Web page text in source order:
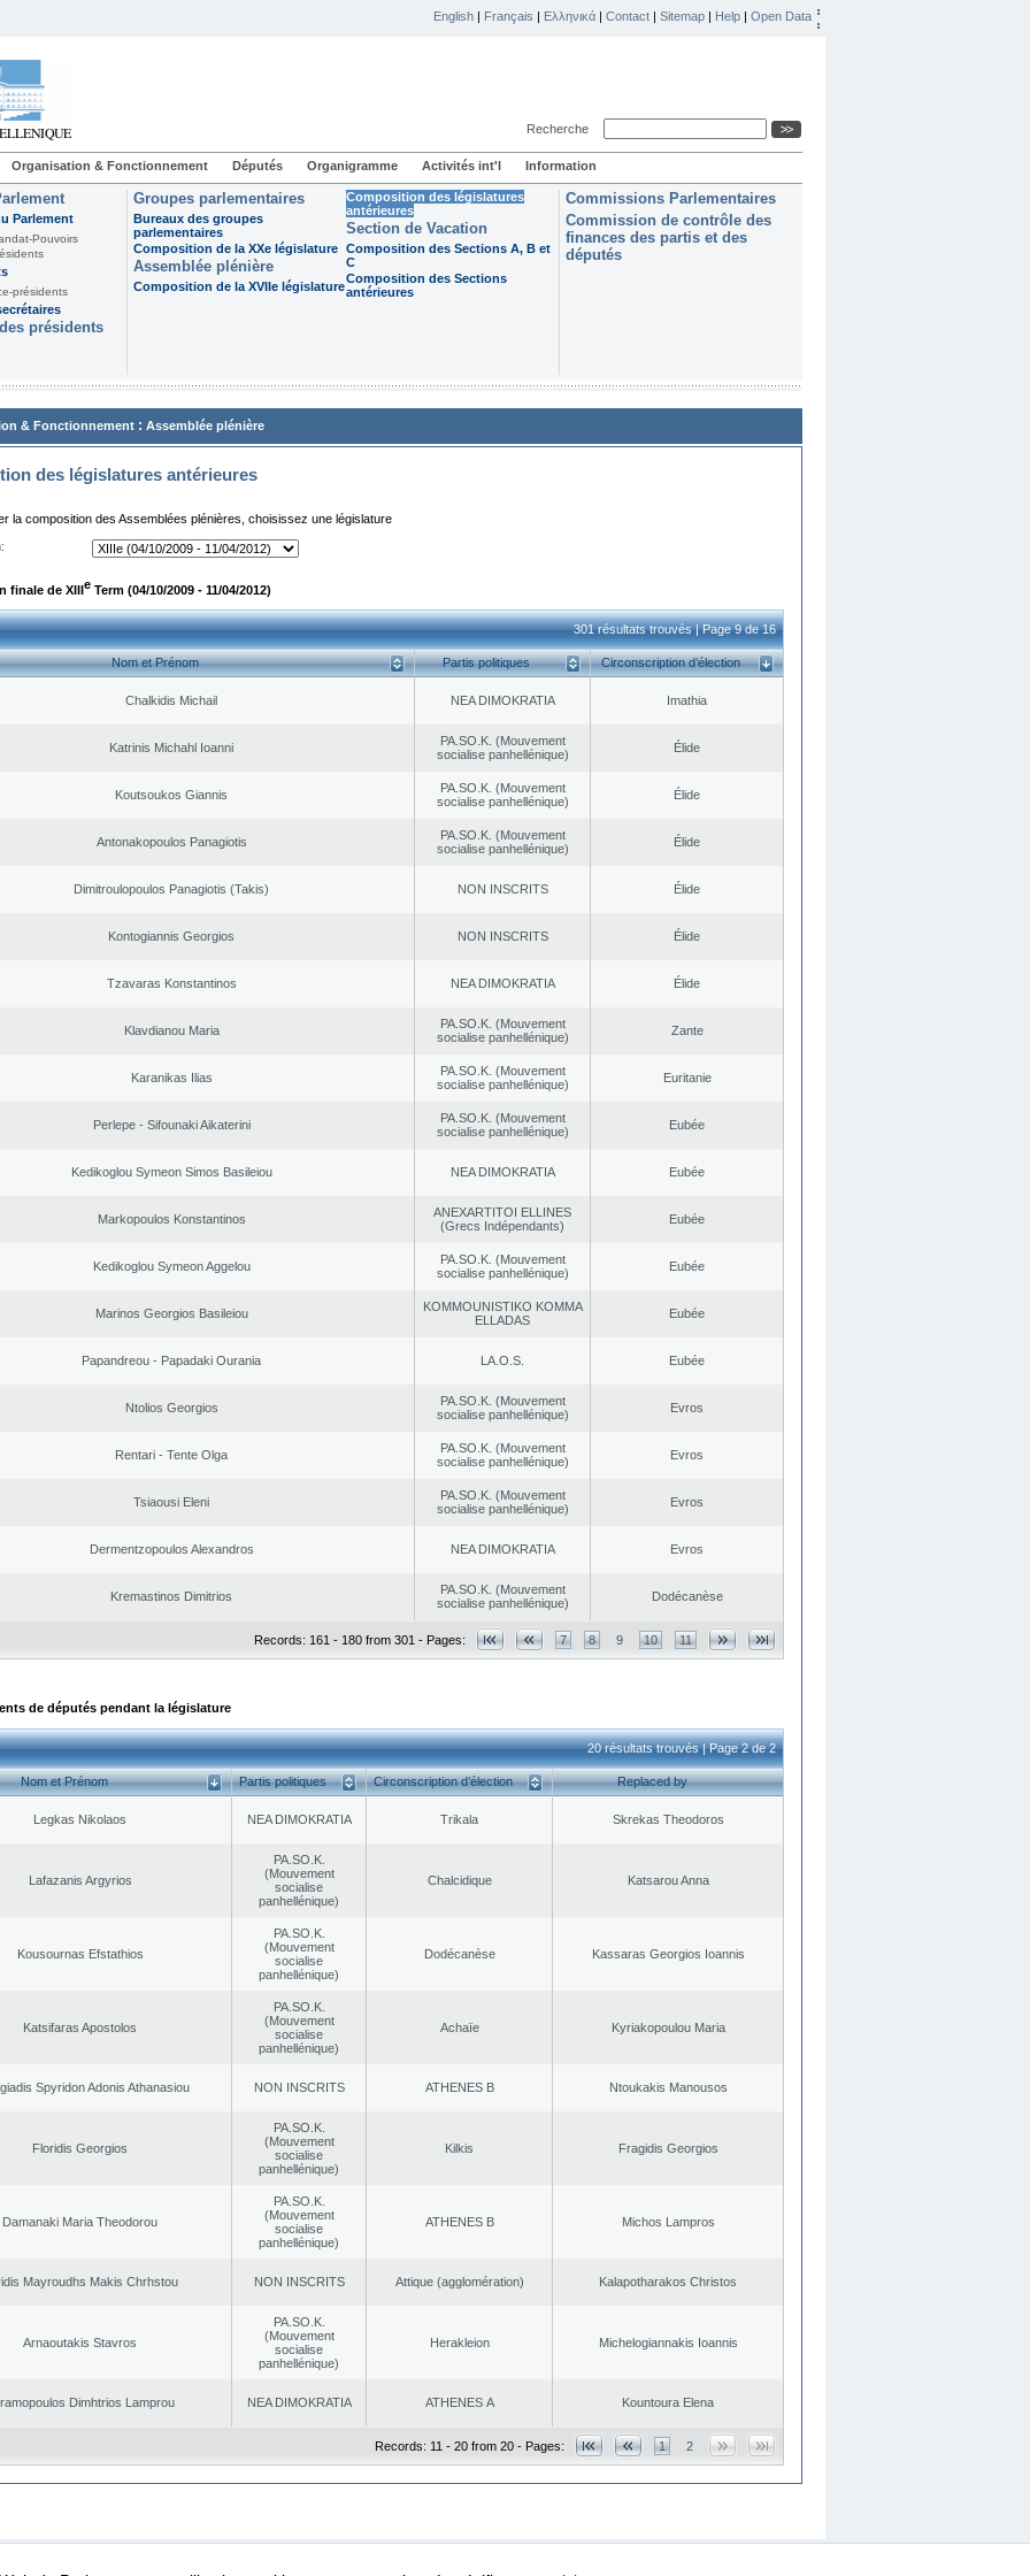
English | Français | Ελληνικά | Contact | Sitemap | Help | Open Data
Recherche
Organisation & Fonctionnement Députés Organigramme Activités int'l Information
Parlement
Pouvoirs
présidents
présidents
Groupes parlementaires
Bureaux des groupes
parlementaires
Composition de la XXe législature
Assemblée plénière
Composition de la XVIIe législature
Composition des législatures
antérieures
Section de Vacation
Composition des Sections A, B et
C
Composition des Sections
antérieures
Commissions Parlementaires
Commission de contrôle des
finances des partis et des
députés
& Fonctionnement : Assemblée plénière
des législatures antérieures
la composition des Assemblées plénières, choisissez une législature
finale de XIIIe Term (04/10/2009 - 11/04/2012)
301 résultats trouvés | Page 9 de 16
Nom et Prénom Partis politiques Circonscription d’élection
Chalkidis Michail NEA DΙMOKRATIA Imathia
Katrinis Michahl Ioanni
PA.SO.K. (Mouvement
socialise panhellénique)
Élide
Koutsoukos Giannis
PA.SO.K. (Mouvement
socialise panhellénique)
Élide
Antonakopoulos Panagiotis
PA.SO.K. (Mouvement
socialise panhellénique)
Élide
Dimitroulopoulos Panagiotis (Takis) NON INSCRITS Élide
Kontogiannis Georgios NON INSCRITS Élide
Tzavaras Konstantinos NEA DΙMOKRATIA Élide
Klavdianou Maria
PA.SO.K. (Mouvement
socialise panhellénique)
Zante
Karanikas Ilias
PA.SO.K. (Mouvement
socialise panhellénique)
Euritanie
Perlepe - Sifounaki Aikaterini
PA.SO.K. (Mouvement
socialise panhellénique)
Eubée
Kedikoglou Symeon Simos Basileiou NEA DΙMOKRATIA Eubée
Markopoulos Konstantinos
ANEXARTITOI ELLINES
(Grecs Indépendants)
Eubée
Kedikoglou Symeon Aggelou
PA.SO.K. (Mouvement
socialise panhellénique)
Eubée
Marinos Georgios Basileiou
KOMMOUNISTIKO KOMMA
ELLADAS
Eubée
Papandreou - Papadaki Ourania LA.O.S. Eubée
Ntolios Georgios
PA.SO.K. (Mouvement
socialise panhellénique)
Evros
Rentari - Tente Olga
PA.SO.K. (Mouvement
socialise panhellénique)
Evros
Tsiaousi Eleni
PA.SO.K. (Mouvement
socialise panhellénique)
Evros
Dermentzopoulos Alexandros NEA DΙMOKRATIA Evros
Kremastinos Dimitrios
PA.SO.K. (Mouvement
socialise panhellénique)
Dodécanèse
Records: 161 - 180 from 301 - Pages: 7 8 9 10 11
de députés pendant la législature
20 résultats trouvés | Page 2 de 2
Nom et Prénom Partis politiques Circonscription d’élection Replaced by
Legkas Nikolaos NEA DΙMOKRATIA Trikala Skrekas Theodoros
Lafazanis Argyrios
PA.SO.K.
(Mouvement
socialise
panhellénique)
Chalcidique Katsarou Anna
Kousournas Efstathios
PA.SO.K.
(Mouvement
socialise
panhellénique)
Dodécanèse Kassaras Georgios Ioannis
Katsifaras Apostolos
PA.SO.K.
(Mouvement
socialise
panhellénique)
Achaïe Kyriakopoulou Maria
Spyridon Adonis Athanasiou NON INSCRITS ATHENES Β Ntoukakis Manousos
Floridis Georgios
PA.SO.K.
(Mouvement
socialise
panhellénique)
Kilkis Fragidis Georgios
Damanaki Maria Theodorou
PA.SO.K.
(Mouvement
socialise
panhellénique)
ATHENES Β Michos Lampros
Mayroudhs Makis Chrhstou NON INSCRITS Αttique (agglomération) Kalapotharakos Christos
Arnaoutakis Stavros
PA.SO.K.
(Mouvement
socialise
panhellénique)
Herakleion Michelogiannakis Ioannis
Dimhtrios Lamprou NEA DΙMOKRATIA ATHENES Α Kountoura Elena
Records: 11 - 20 from 20 - Pages: 1 2
|